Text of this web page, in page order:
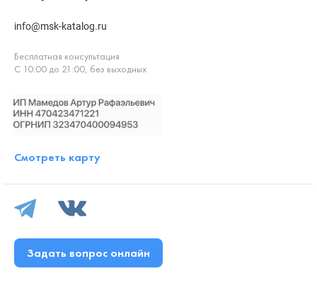
info@msk-katalog.ru
Бесплатная консультация
С 10:00 до 21:00, без выходных
Смотреть карту
Задать вопрос онлайн